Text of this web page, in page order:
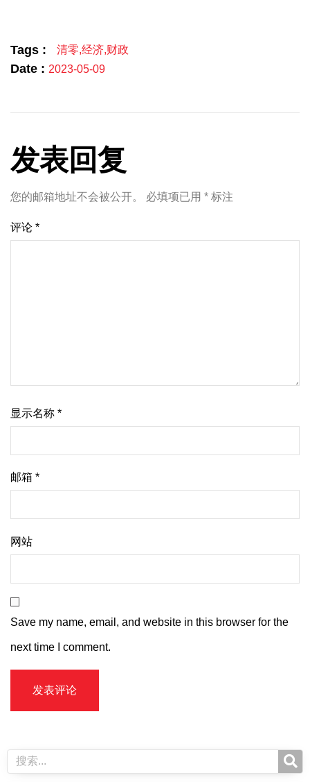
Tags : 清零,经济,财政
Date : 2023-05-09
发表回复
您的邮箱地址不会被公开。 必填项已用 * 标注
评论 *
显示名称 *
邮箱 *
网站
Save my name, email, and website in this browser for the
next time I comment.